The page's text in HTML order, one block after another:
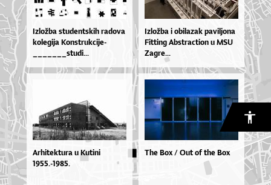
Izlož­ba stu­den­tskih ra­do­va
ko­le­gi­ja Kon­str­uk­ci­je­
_______stu­di...
Izlož­ba i obi­la­zak pa­vil­jo­na
Fit­ti­ng Ab­stra­cti­on u MSU
Za­gre...
Arhitektura u Kutini
1955.-1985.
The Box / Out of the Box